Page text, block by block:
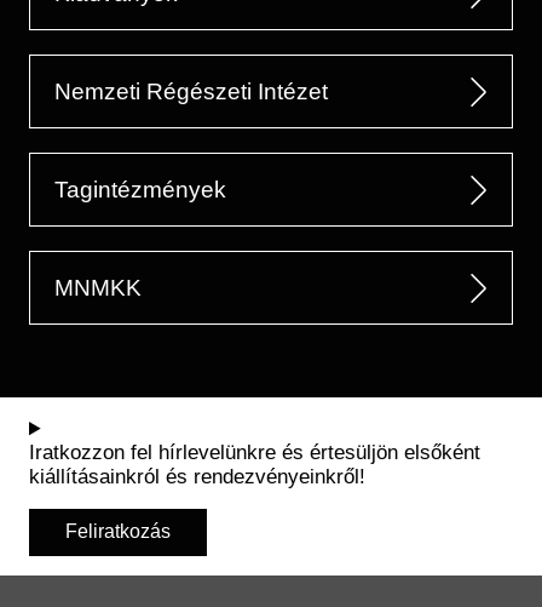
Nemzeti Régészeti Intézet
Tagintézmények
MNMKK
Iratkozzon fel hírlevelünkre és értesüljön elsőként
kiállításainkról és rendezvényeinkről!
Feliratkozás